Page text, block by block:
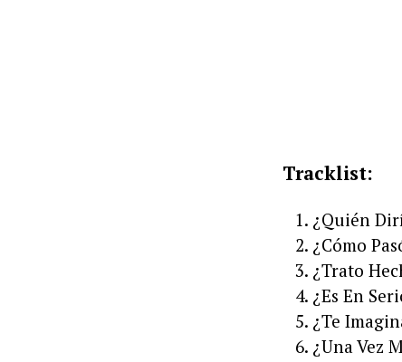
Tracklist:
¿Quién
¿Cómo
¿Trato
¿Es En
¿Te
¿Una Vez